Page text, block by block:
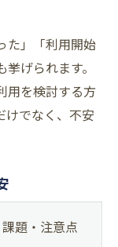
た」「利用開始
げられます。
用を検討する方
けでなく、不安
課題・注意点